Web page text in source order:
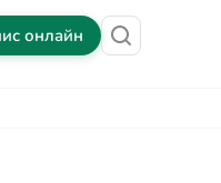
онлайн